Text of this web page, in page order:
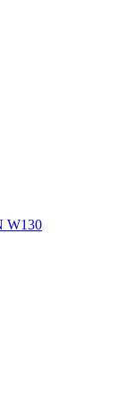
W130